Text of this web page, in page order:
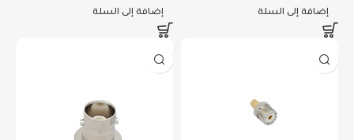
إضافة إلى السلة إضافة إلى السلة